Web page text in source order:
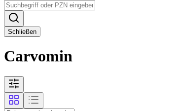
Schließen
Carvomin